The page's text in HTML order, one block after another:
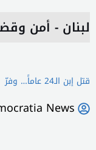
لبنان - أمن
قتل إبن الـ24 عاماً… وفرّ
News